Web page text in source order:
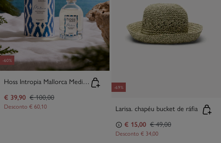
-60%
Hoss Intropia Mallorca Mediterranean Vacation Eau de Parfum
€ 39,90 € 100,00
Desconto € 60,10
-69%
Larisa. chapéu bucket de ráfia
€ 15,00 € 49,00
Desconto € 34,00